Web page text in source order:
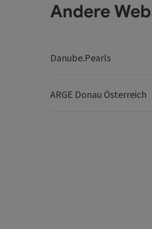
Andere
Danube.Pearls
ARGE Donau Österreich